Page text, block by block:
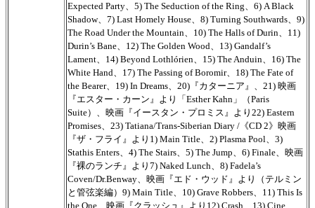
Expected Party、5) The Seduction of the Ring、6) A Black
Shadow、7) Last Homely House、8) Turning Southwards、9)
The Road Under the Mountain、10) The Halls of Durin、11)
Durin’s Bane、12) The Golden Wood、13) Gandalf’s
Lament、14) Beyond Lothlórien、15) The Anduin、16) The
White Hand、17) The Passing of Boromir、18) The Fate of
the Bearer、19) In Dreams、20)『カターニア』、21) 映画
『エスター・カーン』より「Esther Kahn」（Paris
Suite）、映画『イースタン・プロミス』より22) Eastern
Promises、23) Tatiana/Trans-Siberian Diary /《CD 2》映画
『ザ・フライ』より1) Main Title、2) Plasma Pool、3)
Stathis Enters、4) The Stairs、5) The Jump、6) Finale、映画
『裸のランチ』より7) Naked Lunch、8) Fadela’s
Coven/Dr.Benway、映画『エド・ウッド』より（テルミン
と管弦楽編）9) Main Title、10) Grave Robbers、11) This Is
the One、映画『クラッシュ』より12) Crash、13) Cine